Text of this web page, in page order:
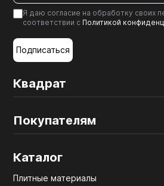
Квадрат
Покупателям
Каталог
Плитные материалы
Я даю согласие на обработку своих
соответствии с Политикой
Подписаться